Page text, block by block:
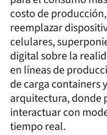
costo de
reemplazar
celulares,
digital sobre la
en líneas de
de carga containers
arquitectura, donde
interactuar con
tiempo real.